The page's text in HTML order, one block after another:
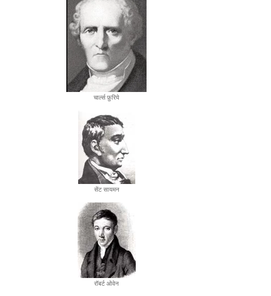
चार्ल्स फ़ुरिये
सेंट सायमन
रॉबर्ट ओवेन